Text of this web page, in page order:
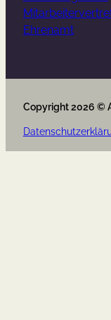
Ehrenamt
Copyright 2026 ©